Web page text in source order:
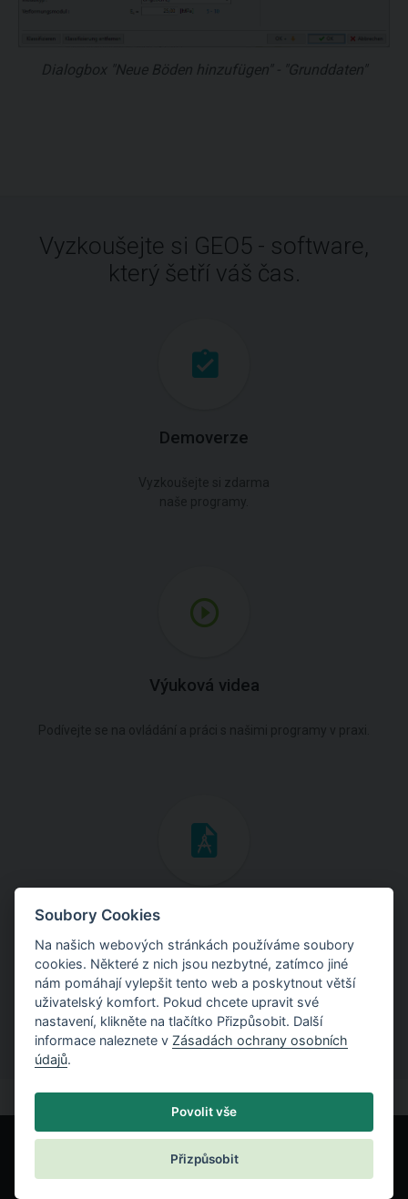
Dialogbox "Neue Böden hinzufügen" - "Grunddaten"
Vyzkoušejte si GEO5 - software,
který šetří váš čas.
Demoverze
Výuková videa
Inženýrské manuály
Stáhněte si manuály s teoretickými i praktickými ukázkami
použití programů.
Soubory Cookies
Na našich webových stránkách používáme soubory
cookies. Některé z nich jsou nezbytné, zatímco jiné
nám pomáhají vylepšit tento web a poskytnout větší
uživatelský komfort. Pokud chcete upravit své
nastavení, klikněte na tlačítko Přizpůsobit. Další
informace naleznete v Zásadách ochrany osobních
údajů.
Povolit vše
Přizpůsobit